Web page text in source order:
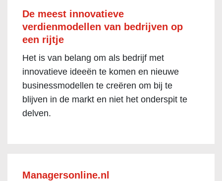
De meest innovatieve
verdienmodellen van bedrijven op
een rijtje
Het is van belang om als bedrijf met
innovatieve ideeën te komen en nieuwe
businessmodellen te creëren om bij te
blijven in de markt en niet het onderspit te
delven.
Managersonline.nl